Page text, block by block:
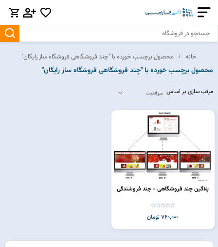
خانه محصول برچسب خورده با "چند فروشگاهی فروشگاه ساز رایگان"
محصول برچسب خورده با "چند فروشگاهی فروشگاه ساز رایگان"
مرتب سازی بر اساس
پلاگین چند فروشگاهی - چند فروشندگی
760,000 تومان